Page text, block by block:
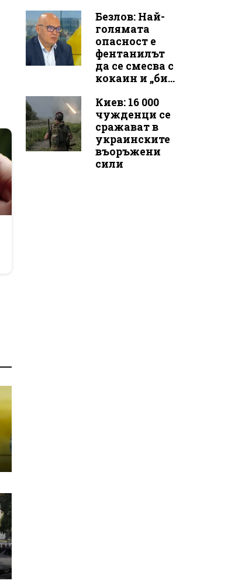
Безлов: Най-
голямата
опасност е
фентанилът
да се смесва с
кокаин и „би...
Киев: 16 000
чужденци се
сражават в
украинските
въоръжени
сили